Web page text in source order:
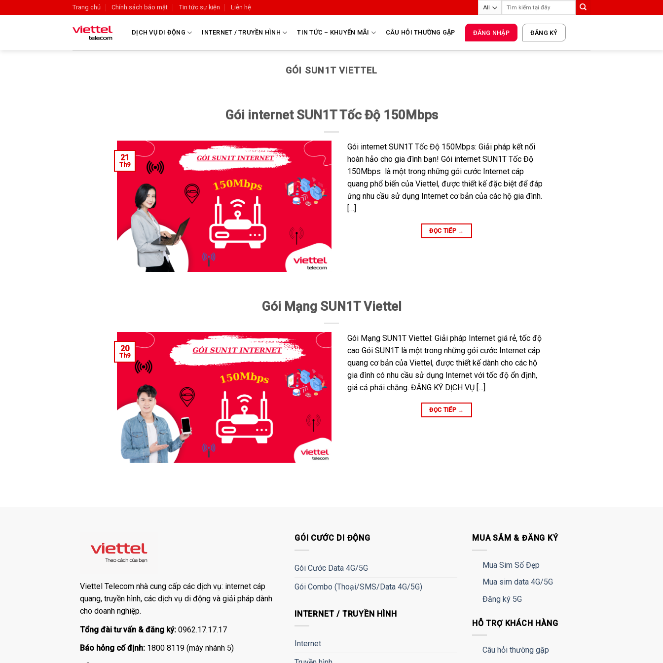
Trang chủ Chính sách bảo mật Tin tức sự kiện Liên hệ
DỊCH VỤ DI ĐỘNG INTERNET / TRUYỀN HÌNH TIN TỨC – KHUYẾN MÃI CÂU HỎI THƯỜNG GẶP ĐĂNG NHẬP ĐĂNG KÝ
GÓI SUN1T VIETTEL
Gói internet SUN1T Tốc Độ 150Mbps
21
Th9
Gói internet SUN1T Tốc Độ 150Mbps: Giải pháp kết nối
hoàn hảo cho gia đình bạn! Gói internet SUN1T Tốc Độ
150Mbps là một trong những gói cước Internet cáp
quang phổ biến của Viettel, được thiết kế đặc biệt để đáp
ứng nhu cầu sử dụng Internet cơ bản của các hộ gia đình.
[…]
ĐỌC TIẾP →
Gói Mạng SUN1T Viettel
20
Th9
Gói Mạng SUN1T Viettel: Giải pháp Internet giá rẻ, tốc độ
cao Gói SUN1T là một trong những gói cước Internet cáp
quang cơ bản của Viettel, được thiết kế dành cho các hộ
gia đình có nhu cầu sử dụng Internet với tốc độ ổn định,
giá cả phải chăng. ĐĂNG KÝ DỊCH VỤ […]
ĐỌC TIẾP →
Viettel Telecom nhà cung cấp các dịch vụ: internet cáp
quang, truyền hình, các dịch vụ di động và giải pháp dành
cho doanh nghiệp.
Tổng đài tư vấn & đăng ký: 0962.17.17.17
Báo hỏng cố định: 1800 8119 (máy nhánh 5)
GÓI CƯỚC DI ĐỘNG
Gói Cước Data 4G/5G
Gói Combo (Thoại/SMS/Data 4G/5G)
INTERNET / TRUYỀN HÌNH
Internet
MUA SẮM & ĐĂNG KÝ
Mua Sim Số Đẹp
Mua sim data 4G/5G
Đăng ký 5G
HỖ TRỢ KHÁCH HÀNG
Câu hỏi thường gặp